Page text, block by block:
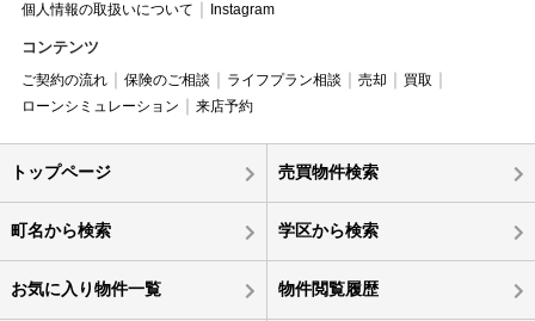
個人情報の取扱いについて
Instagram
コンテンツ
ご契約の流れ 保険のご相談 ライフプラン相談 売却
買取
ローンシミュレーション
来店予約
トップページ 売買物件検索
町名から検索 学区から検索
お気に入り物件一覧 物件閲覧履歴